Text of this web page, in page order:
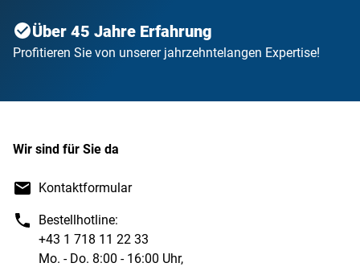
Über 45 Jahre Erfahrung
Profitieren Sie von unserer jahrzehntelangen Expertise!
Wir sind für Sie da
Kontaktformular
Bestellhotline:
+43 1 718 11 22 33
Mo. - Do. 8:00 - 16:00 Uhr,